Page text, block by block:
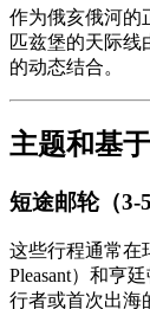
作为俄亥俄河的
匹兹堡的天际线
的动态结合。
主题和基
短途邮轮（3-5
这些行程通常在
Pleasant）和亨
行者或首次出海